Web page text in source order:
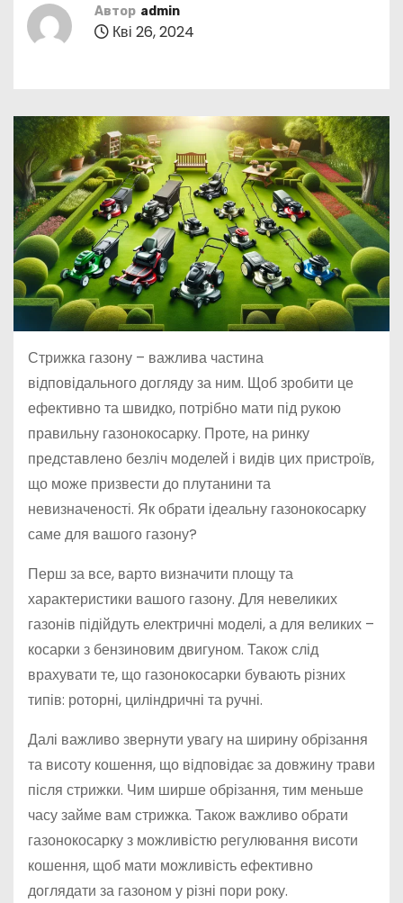
Автор admin
Кві 26, 2024
Стрижка газону – важлива частина
відповідального догляду за ним. Щоб зробити це
ефективно та швидко, потрібно мати під рукою
правильну газонокосарку. Проте, на ринку
представлено безліч моделей і видів цих пристроїв,
що може призвести до плутанини та
невизначеності. Як обрати ідеальну газонокосарку
саме для вашого газону?
Перш за все, варто визначити площу та
характеристики вашого газону. Для невеликих
газонів підійдуть електричні моделі, а для великих –
косарки з бензиновим двигуном. Також слід
врахувати те, що газонокосарки бувають різних
типів: роторні, циліндричні та ручні.
Далі важливо звернути увагу на ширину обрізання
та висоту кошення, що відповідає за довжину трави
після стрижки. Чим ширше обрізання, тим меньше
часу займе вам стрижка. Також важливо обрати
газонокосарку з можливістю регулювання висоти
кошення, щоб мати можливість ефективно
доглядати за газоном у різні пори року.